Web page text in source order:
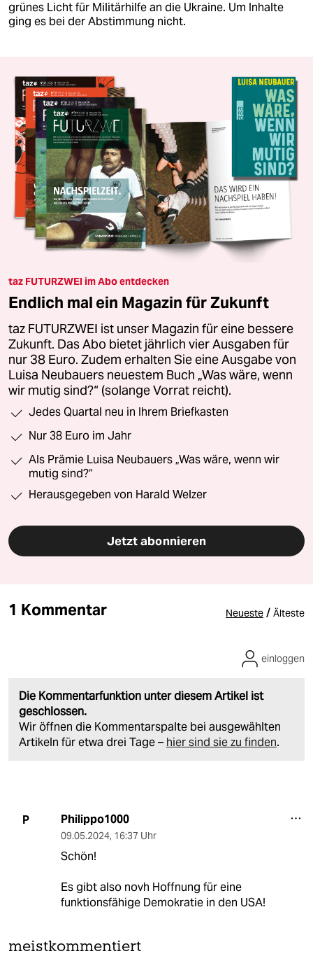
grünes Licht für Militärhilfe an die Ukraine. Um Inhalte
ging es bei der Abstimmung nicht.
taz FUTURZWEI im Abo entdecken
Endlich mal ein Magazin für Zukunft
taz FUTURZWEI ist unser Magazin für eine bessere
Zukunft. Das Abo bietet jährlich vier Ausgaben für
nur 38 Euro. Zudem erhalten Sie eine Ausgabe von
Luisa Neubauers neuestem Buch „Was wäre, wenn
wir mutig sind?“ (solange Vorrat reicht).
Jedes Quartal neu in Ihrem Briefkasten
Nur 38 Euro im Jahr
Als Prämie Luisa Neubauers „Was wäre, wenn wir
mutig sind?“
Herausgegeben von Harald Welzer
Jetzt abonnieren
1 Kommentar Neueste / Älteste
Die Kommentarfunktion unter diesem Artikel ist
geschlossen.
Wir öffnen die Kommentarspalte bei ausgewählten
Artikeln für etwa drei Tage – hier sind sie zu finden.
einloggen
P Philippo1000
09.05.2024, 16:37 Uhr
Schön!
Es gibt also novh Hoffnung für eine
funktionsfähige Demokratie in den USA!
meistkommentiert